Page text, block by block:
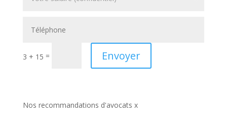
3 + 15 = Envoyer
Nos recommandations d'avocats x